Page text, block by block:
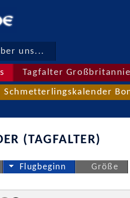
uns...
Tagfalter
Schmetterlingskalender
(TAGFALTER)
Flugbeginn Größe